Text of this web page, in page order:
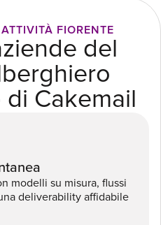
FIORENTE
del
Cakemail
modelli su misura, flussi
deliverability affidabile